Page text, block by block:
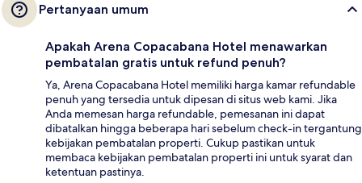
Pertanyaan umum
Apakah Arena Copacabana Hotel menawarkan
pembatalan gratis untuk refund penuh?
Ya, Arena Copacabana Hotel memiliki harga kamar refundable
penuh yang tersedia untuk dipesan di situs web kami. Jika
Anda memesan harga refundable, pemesanan ini dapat
dibatalkan hingga beberapa hari sebelum check-in tergantung
kebijakan pembatalan properti. Cukup pastikan untuk
membaca kebijakan pembatalan properti ini untuk syarat dan
ketentuan pastinya.